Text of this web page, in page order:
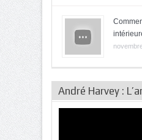
André Harvey :